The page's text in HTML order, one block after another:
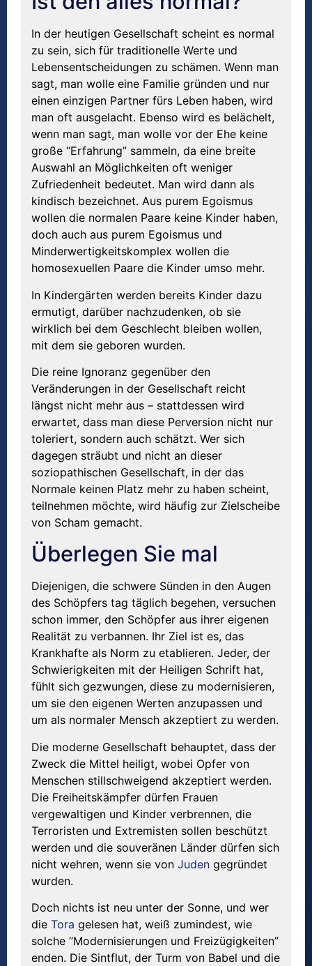
In der heutigen Gesellschaft scheint es normal
zu sein, sich für traditionelle Werte und
Lebensentscheidungen zu schämen. Wenn man
sagt, man wolle eine Familie gründen und nur
einen einzigen Partner fürs Leben haben, wird
man oft ausgelacht. Ebenso wird es belächelt,
wenn man sagt, man wolle vor der Ehe keine
große “Erfahrung” sammeln, da eine breite
Auswahl an Möglichkeiten oft weniger
Zufriedenheit bedeutet. Man wird dann als
kindisch bezeichnet. Aus purem Egoismus
wollen die normalen Paare keine Kinder haben,
doch auch aus purem Egoismus und
Minderwertigkeitskomplex wollen die
homosexuellen Paare die Kinder umso mehr.
In Kindergärten werden bereits Kinder dazu
ermutigt, darüber nachzudenken, ob sie
wirklich bei dem Geschlecht bleiben wollen,
mit dem sie geboren wurden.
Die reine Ignoranz gegenüber den
Veränderungen in der Gesellschaft reicht
längst nicht mehr aus – stattdessen wird
erwartet, dass man diese Perversion nicht nur
toleriert, sondern auch schätzt. Wer sich
dagegen sträubt und nicht an dieser
soziopathischen Gesellschaft, in der das
Normale keinen Platz mehr zu haben scheint,
teilnehmen möchte, wird häufig zur Zielscheibe
von Scham gemacht.
Überlegen Sie mal
Diejenigen, die schwere Sünden in den Augen
des Schöpfers tag täglich begehen, versuchen
schon immer, den Schöpfer aus ihrer eigenen
Realität zu verbannen. Ihr Ziel ist es, das
Krankhafte als Norm zu etablieren. Jeder, der
Schwierigkeiten mit der Heiligen Schrift hat,
fühlt sich gezwungen, diese zu modernisieren,
um sie den eigenen Werten anzupassen und
um als normaler Mensch akzeptiert zu werden.
Die moderne Gesellschaft behauptet, dass der
Zweck die Mittel heiligt, wobei Opfer von
Menschen stillschweigend akzeptiert werden.
Die Freiheitskämpfer dürfen Frauen
vergewaltigen und Kinder verbrennen, die
Terroristen und Extremisten sollen beschützt
werden und die souveränen Länder dürfen sich
nicht wehren, wenn sie von Juden gegründet
wurden.
Doch nichts ist neu unter der Sonne, und wer
die Tora gelesen hat, weiß zumindest, wie
solche “Modernisierungen und Freizügigkeiten”
enden. Die Sintflut, der Turm von Babel und die